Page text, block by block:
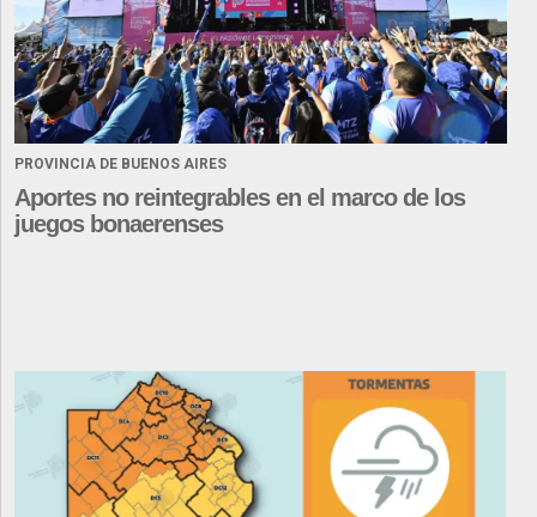
PROVINCIA DE BUENOS AIRES
Aportes no reintegrables en el marco de los
juegos bonaerenses